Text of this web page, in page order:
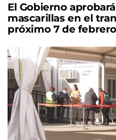
El Gobierno
mascarillas en el
próximo 7 de febrero